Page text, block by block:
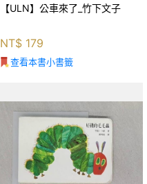
【ULN】公車來了_竹下文子
NT$ 179
查看本書小書籤